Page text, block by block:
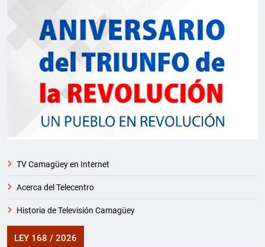
TV Camagüey en Internet
Acerca del Telecentro
Historia de Televisión Camagüey
LEY 168 / 2026